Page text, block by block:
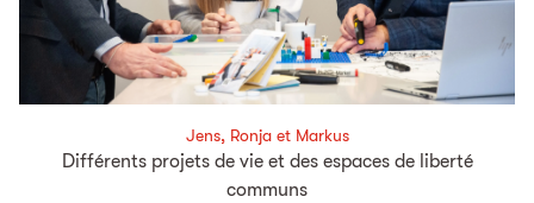
Jens, Ronja et Markus
Différents projets de vie et des espaces de liberté
communs